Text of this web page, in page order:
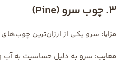
3. چوب سرو (Pine)
مزایا: سرو یکی از ارزان‌ترین
معایب: سرو به دلیل حساسیت به آب